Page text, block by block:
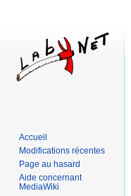
Accueil
Modifications récentes
Page au hasard
Aide concernant
MediaWiki